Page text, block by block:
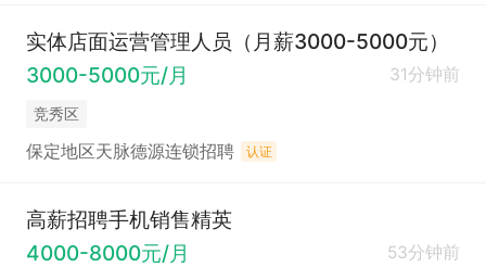
实体店面运营管理人员（月薪3000-5000元）
3000-5000元/月
31分钟前
竞秀区
保定地区天脉德源连锁招聘 认证
高薪招聘手机销售精英
4000-8000元/月
53分钟前